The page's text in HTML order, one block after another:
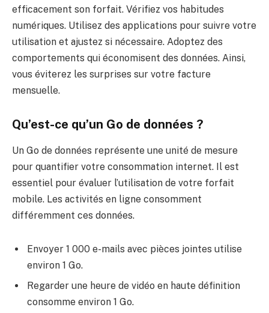
efficacement son forfait. Vérifiez vos habitudes
numériques. Utilisez des applications pour suivre votre
utilisation et ajustez si nécessaire. Adoptez des
comportements qui économisent des données. Ainsi,
vous éviterez les surprises sur votre facture
mensuelle.
Qu’est-ce qu’un Go de données ?
Un Go de données représente une unité de mesure
pour quantifier votre consommation internet. Il est
essentiel pour évaluer l’utilisation de votre forfait
mobile. Les activités en ligne consomment
différemment ces données.
Envoyer 1 000 e-mails avec pièces jointes utilise
environ 1 Go.
Regarder une heure de vidéo en haute définition
consomme environ 1 Go.